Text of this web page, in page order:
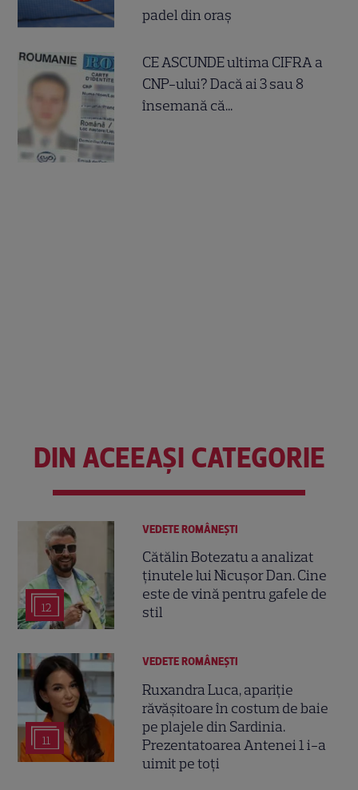
padel din oraș
CE ASCUNDE ultima CIFRA a
CNP-ului? Dacă ai 3 sau 8
însemană că...
DIN ACEEAȘI CATEGORIE
12
VEDETE ROMÂNEŞTI
Cătălin Botezatu a analizat
ținutele lui Nicușor Dan. Cine
este de vină pentru gafele de
stil
11
VEDETE ROMÂNEŞTI
Ruxandra Luca, apariție
răvășitoare în costum de baie
pe plajele din Sardinia.
Prezentatoarea Antenei 1 i-a
uimit pe toți